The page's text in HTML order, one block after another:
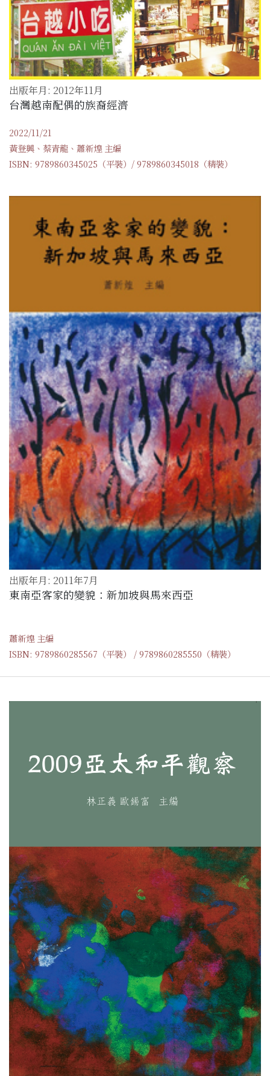
出版年月: 2012年11月
台灣越南配偶的族裔經濟
2022/11/21
黃登興、蔡青龍、蕭新煌 主編
ISBN: 9789860345025（平裝）/ 9789860345018（精裝）
出版年月: 2011年7月
東南亞客家的變貌：新加坡與馬來西亞
蕭新煌 主編
ISBN: 9789860285567（平裝） / 9789860285550（精裝）